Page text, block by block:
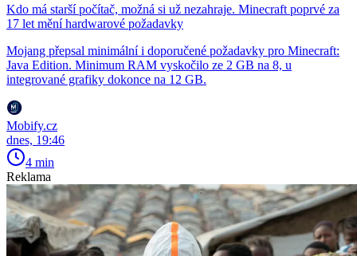
Kdo má starší počítač, možná si už nezahraje. Minecraft poprvé za
17 let mění hardwarové požadavky
Mojang přepsal minimální i doporučené požadavky pro Minecraft:
Java Edition. Minimum RAM vyskočilo ze 2 GB na 8, u
integrované grafiky dokonce na 12 GB.
Mobify.cz
dnes, 19:46
4 min
Reklama